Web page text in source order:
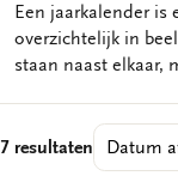
Een jaarkalender is
overzichtelijk in
staan naast elkaar,
vakantie hebt of als
een bepaalde
7 resultaten